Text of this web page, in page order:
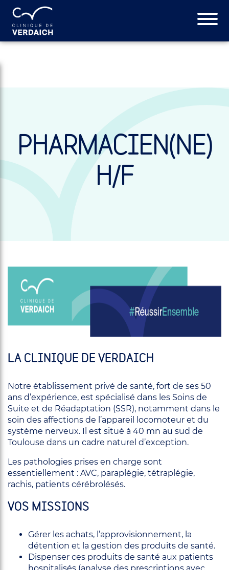
PHARMACIEN(NE)
H/F
LA CLINIQUE DE VERDAICH
Notre établissement privé de santé, fort de ses 50
ans d’expérience, est spécialisé dans les Soins de
Suite et de Réadaptation (SSR), notamment dans le
soin des affections de l’appareil locomoteur et du
système nerveux. Il est situé à 40 mn au sud de
Toulouse dans un cadre naturel d’exception.
Les pathologies prises en charge sont
essentiellement : AVC, paraplégie, tétraplégie,
rachis, patients cérébrolésés.
VOS MISSIONS
Gérer les achats, l’approvisionnement, la
détention et la gestion des produits de santé.
Dispenser ces produits de santé aux patients